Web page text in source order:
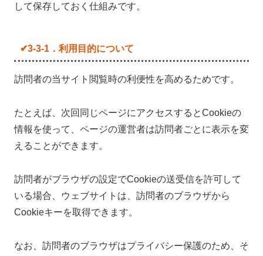
して保存しておく仕組みです。
✔3-3-1．利用目的について
訪問者の当サイト閲覧時の利便性を高めるためです。
たとえば、次回同じページにアクセスするとCookieの
情報を使って、ページの運営者は訪問者ごとに表示を変
えることができます。
訪問者がブラウザの設定でCookieの送受信を許可して
いる場合、ウェブサイトは、訪問者のブラウザから
Cookieキーを取得できます。
なお、訪問者のブラウザはプライバシー保護のため、そ